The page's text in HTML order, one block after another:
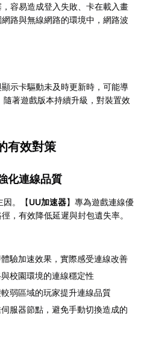
容易造成登入失敗、卡在載入畫
路與無線網路的環境中，網路波
示卡驅動未及時更新時，可能導
著遊戲版本持續升級，對裝置效
有效對策
化連線品質
因。【UU加速器】專為遊戲連線優
，有效降低延遲與封包遺失率。
體驗加速效果，實際感受連線改善
與校園環境的連線穩定性
較弱區域的玩家提升連線品質
伺服器節點，避免手動切換造成的